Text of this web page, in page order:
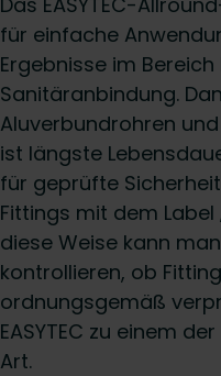
für einfache
Ergebnisse im
Sanitäranbindung.
Aluverbundrohren
ist längste
für geprüfte
Fittings mit dem Label
diese Weise kann
kontrollieren, ob
ordnungsgemäß
EASYTEC zu einem
Art.